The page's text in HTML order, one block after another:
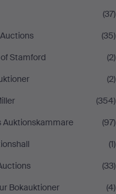
(37)
(35)
Stamford
(2)
(2)
(354)
Auktionskammare
(97)
(1)
(33)
Bokauktioner
(4)